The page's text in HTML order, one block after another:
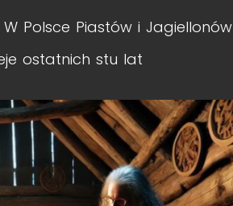
W Polsce Piastów i Jagiellonów
ostatnich stu lat